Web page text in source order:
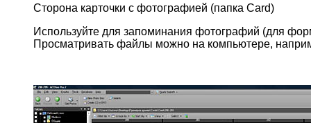
Сторона карточки с фотографией (папка Card)
Используйте для запоминания фотографий (для
Просматривать файлы можно на компьютере,